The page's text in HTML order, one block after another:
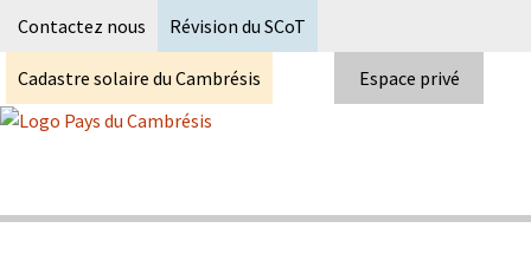
Contactez nous Révision du SCoT
Cadastre solaire du Cambrésis Espace privé